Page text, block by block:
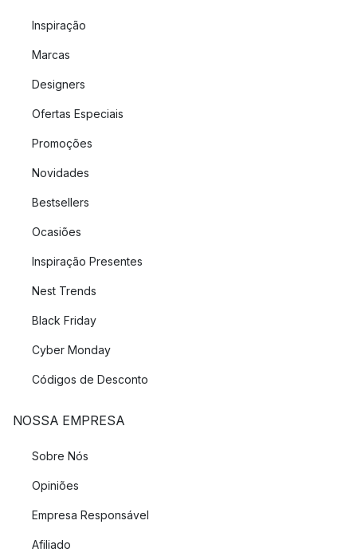
Inspiração
Marcas
Designers
Ofertas Especiais
Promoções
Novidades
Bestsellers
Ocasiões
Inspiração Presentes
Nest Trends
Black Friday
Cyber Monday
Códigos de Desconto
NOSSA EMPRESA
Sobre Nós
Opiniões
Empresa Responsável
Afiliado